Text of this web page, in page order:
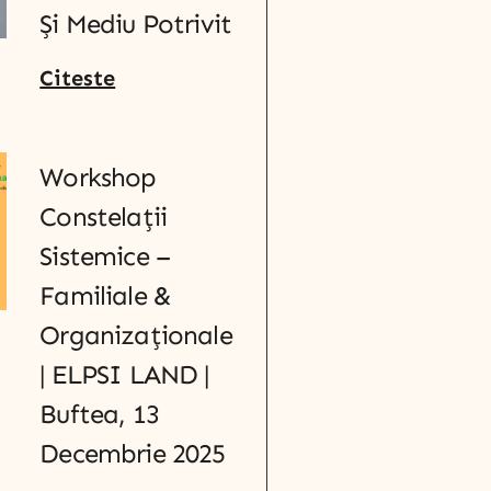
Și Mediu Potrivit
Citeste
Workshop
Constelații
Sistemice –
Familiale &
Organizaționale
| ELPSI LAND |
Buftea, 13
Decembrie 2025